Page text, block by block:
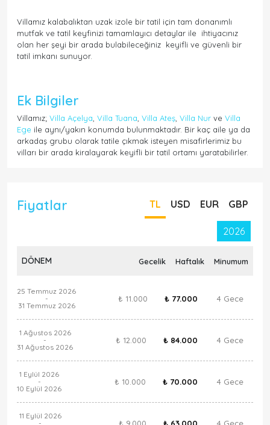
Villamız kalabalıktan uzak izole bir tatil için tam donanımlı
mutfak ve tatil keyfinizi tamamlayıcı detaylar ile ihtiyacınız
olan her şeyi bir arada bulabileceğiniz keyifli ve güvenli bir
tatil imkanı sunuyor.
Ek Bilgiler
Villamız; Villa Açelya Villa Tuana Villa Ateş Villa Nur ve Villa
Ege ile aynı/yakın konumda bulunmaktadır. Bir kaç aile ya da
arkadaş grubu olarak tatile çıkmak isteyen misafirlerimiz bu
vilları bir arada kiralayarak keyifli bir tatil ortamı yaratabilirler.
Fiyatlar TL USD EUR GBP
2026
DÖNEM Gecelik Haftalık Minumum
25 Temmuz 2026
-
31 Temmuz 2026
₺ 11.000 ₺ 77.000 4 Gece
1 Ağustos 2026
-
31 Ağustos 2026
₺ 12.000 ₺ 84.000 4 Gece
1 Eylül 2026
-
10 Eylül 2026
₺ 10.000 ₺ 70.000 4 Gece
11 Eylül 2026
-
₺ 9.000 ₺ 63.000 4 Gece